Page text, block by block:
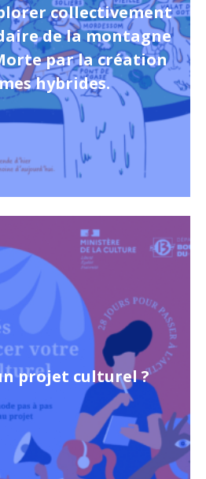
collectivement
de la montagne
par la création
hybrides.
projet culturel ?